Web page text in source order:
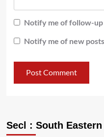
Notify me of follow-up
Notify me of new posts
Secl : South